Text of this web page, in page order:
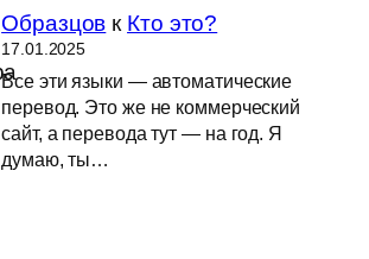
Образцов к Кто это?
17.01.2025
Все эти языки — автоматические
перевод. Это же не коммерческий
сайт, а перевода тут — на год. Я
думаю, ты…